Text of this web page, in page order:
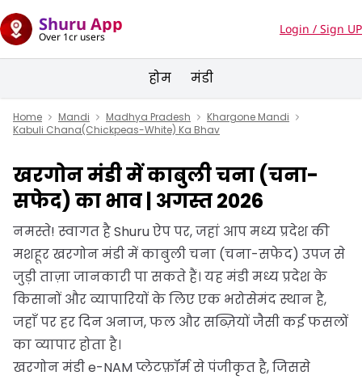
Shuru App
Over 1cr users
Login / Sign UP
होम मंडी
Home Mandi Madhya Pradesh
Khargone Mandi
Kabuli Chana(Chickpeas-White) Ka Bhav
खरगोन मंडी में काबुली चना (चना-
सफेद) का भाव | अगस्त 2026
नमस्ते! स्वागत है Shuru ऐप पर, जहां आप मध्य प्रदेश की
मशहूर खरगोन मंडी में काबुली चना (चना-सफेद) उपज से
जुड़ी ताज़ा जानकारी पा सकते हैं। यह मंडी मध्य प्रदेश के
किसानों और व्यापारियों के लिए एक भरोसेमंद स्थान है,
जहाँ पर हर दिन अनाज, फल और सब्ज़ियों जैसी कई फसलों
का व्यापार होता है।
खरगोन मंडी e-NAM प्लेटफ़ॉर्म से पंजीकृत है, जिससे